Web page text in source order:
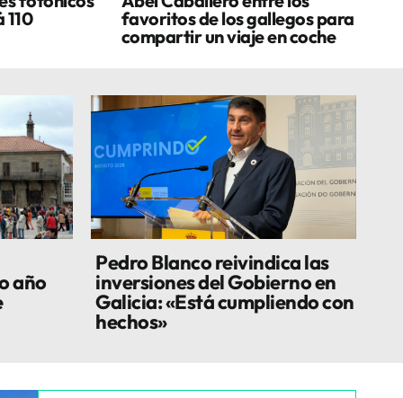
favoritos de los gallegos para
compartir un viaje en coche
año
Pedro Blanco reivindica las
inversiones del Gobierno en
Galicia: «Está cumpliendo con
hechos»